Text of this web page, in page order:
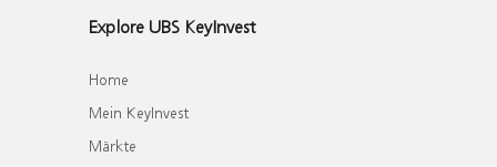
Explore UBS KeyInvest
Home
Mein KeyInvest
Märkte